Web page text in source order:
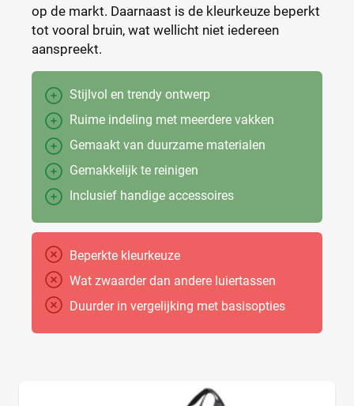
op de markt. Daarnaast is de kleurkeuze beperkt
tot vooral bruin, wat wellicht niet iedereen
aanspreekt.
Stijlvol en trendy ontwerp
Ruime indeling met meerdere vakken
Gemaakt van duurzame materialen
Gemakkelijk te reinigen
Inclusief handige accessoires
Beperkte kleurkeuze
Wat zwaarder dan andere luiertassen
Duurder in vergelijking met basisopties